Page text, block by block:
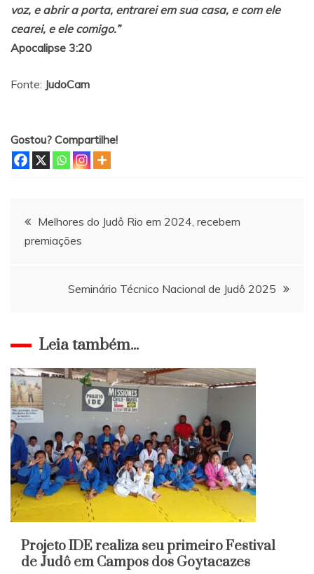
voz, e abrir a porta, entrarei em sua casa, e com ele
cearei, e ele comigo.”
Apocalipse 3:20
Fonte: JudoCam
Gostou? Compartilhe!
Navegação
de
Melhores do Judô Rio em 2024, recebem
premiações
Seminário Técnico Nacional de Judô 2025
Leia também...
Projeto IDE realiza seu primeiro Festival
de Judô em Campos dos Goytacazes